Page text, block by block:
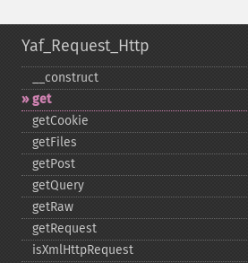
Yaf_Request_Http
_​_​construct
get
getCookie
getFiles
getPost
getQuery
getRaw
getRequest
isXmlHttpRequest